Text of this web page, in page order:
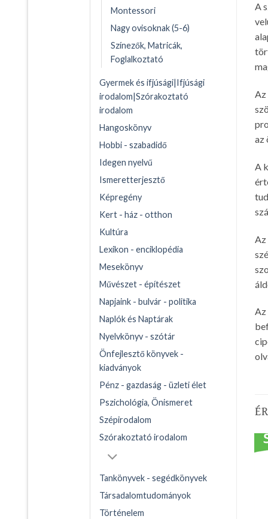
Montessori
Nagy ovisoknak (5-6)
Színezők, Matricák,
Foglalkoztató
Gyermek és ifjúsági|Ifjúsági
irodalom|Szórakoztató
irodalom
Hangoskönyv
Hobbi - szabadidő
Idegen nyelvű
Ismeretterjesztő
Képregény
Kert - ház - otthon
Kultúra
Lexikon - enciklopédia
Mesekönyv
Művészet - építészet
Napjaink - bulvár - politika
Naplók és Naptárak
Nyelvkönyv - szótár
Önfejlesztő könyvek -
kiadványok
Pénz - gazdaság - üzleti élet
Pszichológia, Önismeret
Szépirodalom
Szórakoztató irodalom
Tankönyvek - segédkönyvek
Társadalomtudományok
Történelem
A
Az
az
A
Az
Az